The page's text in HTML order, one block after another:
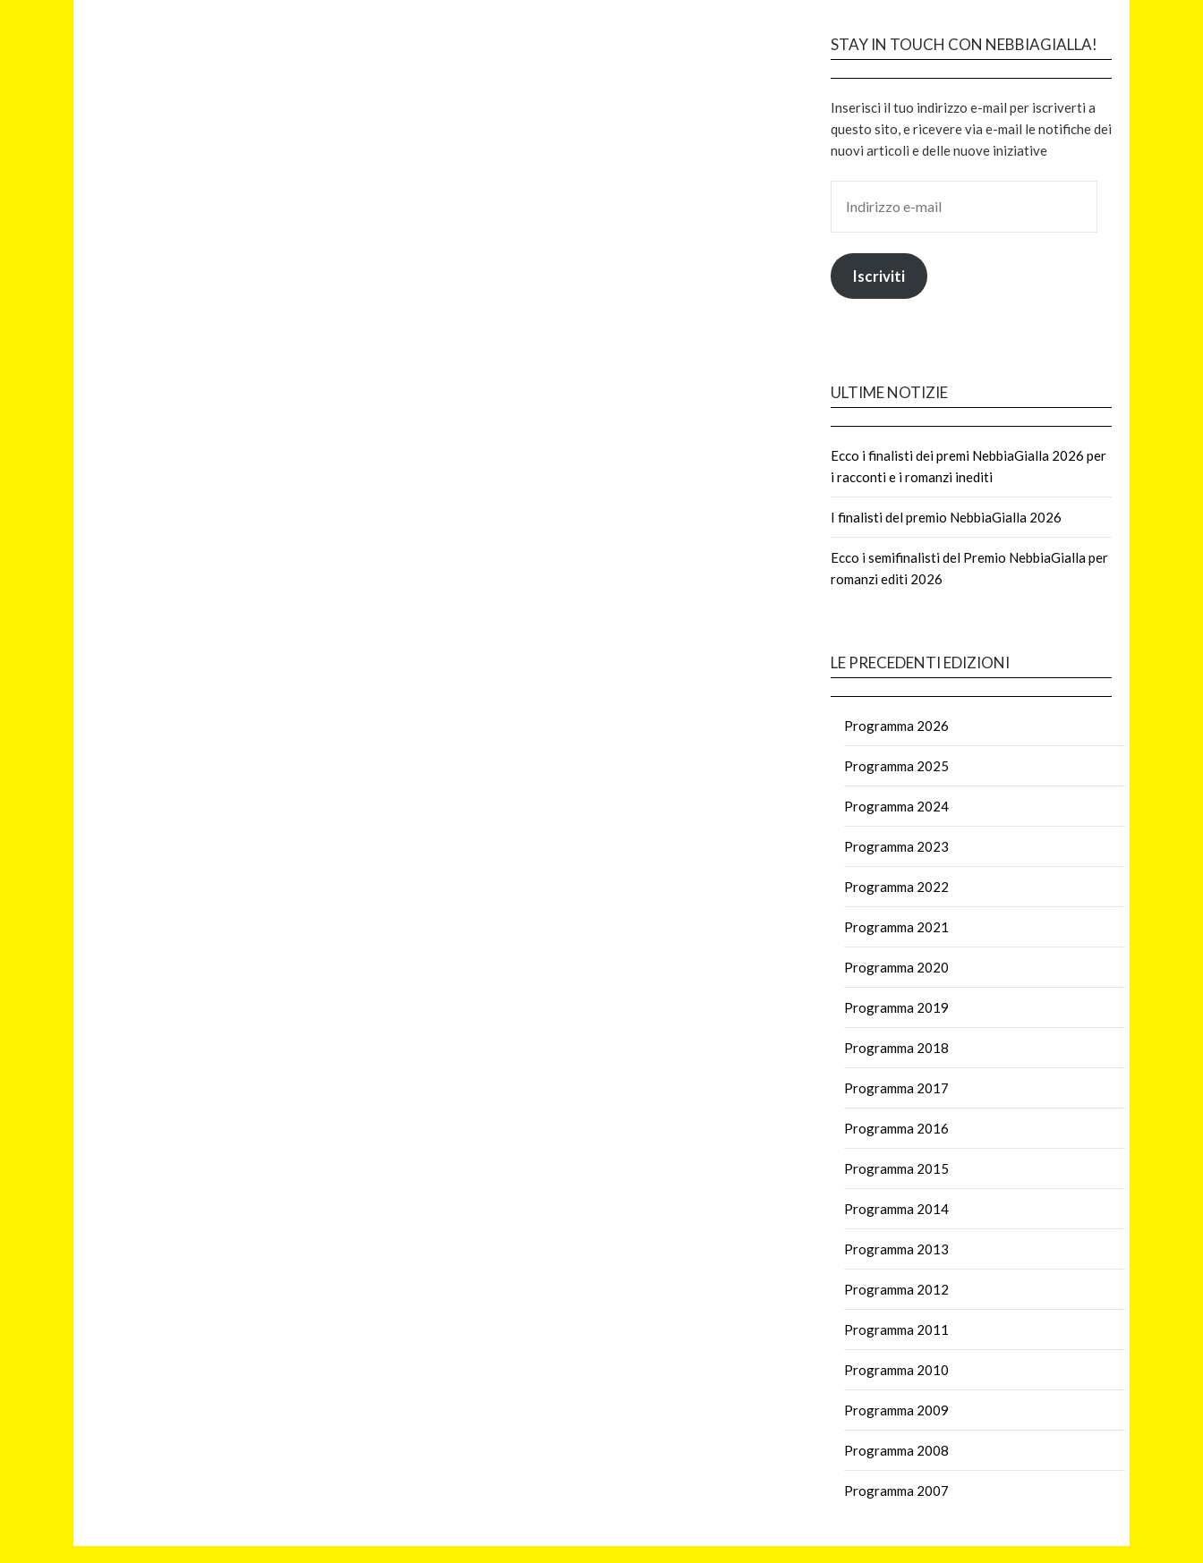
STAY IN TOUCH CON NEBBIAGIALLA!
Inserisci il tuo indirizzo e-mail per iscriverti a
questo sito, e ricevere via e-mail le notifiche dei
nuovi articoli e delle nuove iniziative
Iscriviti
ULTIME NOTIZIE
Ecco i finalisti dei premi NebbiaGialla 2026 per
i racconti e i romanzi inediti
I finalisti del premio NebbiaGialla 2026
Ecco i semifinalisti del Premio NebbiaGialla per
romanzi editi 2026
LE PRECEDENTI EDIZIONI
Programma 2026
Programma 2025
Programma 2024
Programma 2023
Programma 2022
Programma 2021
Programma 2020
Programma 2019
Programma 2018
Programma 2017
Programma 2016
Programma 2015
Programma 2014
Programma 2013
Programma 2012
Programma 2011
Programma 2010
Programma 2009
Programma 2008
Programma 2007